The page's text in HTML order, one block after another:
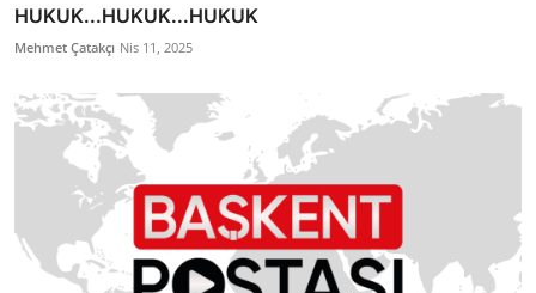
HUKUK...HUKUK...HUKUK
Mehmet Çatakçı Nis 11, 2025